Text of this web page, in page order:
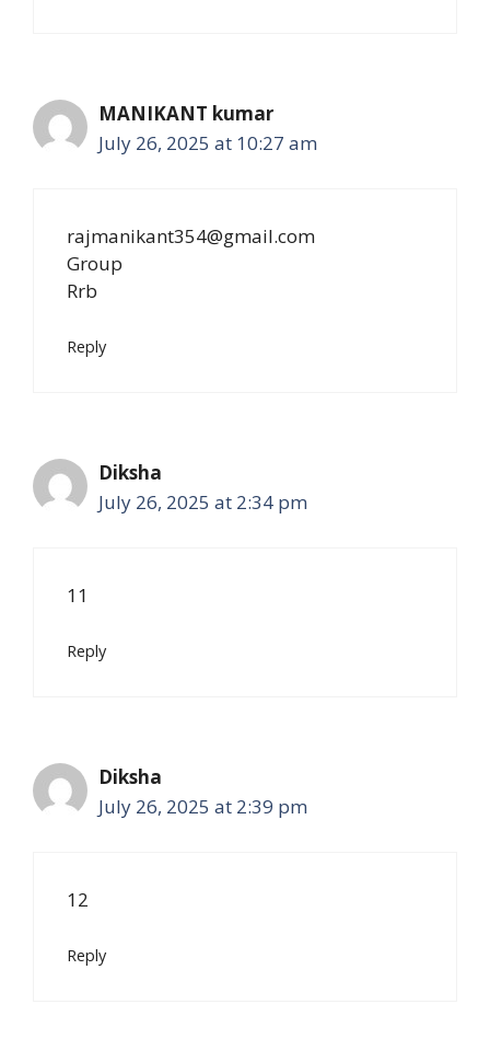
MANIKANT kumar
July 26, 2025 at 10:27 am
rajmanikant354@gmail.com
Group
Rrb
Reply
Diksha
July 26, 2025 at 2:34 pm
11
Reply
Diksha
July 26, 2025 at 2:39 pm
12
Reply